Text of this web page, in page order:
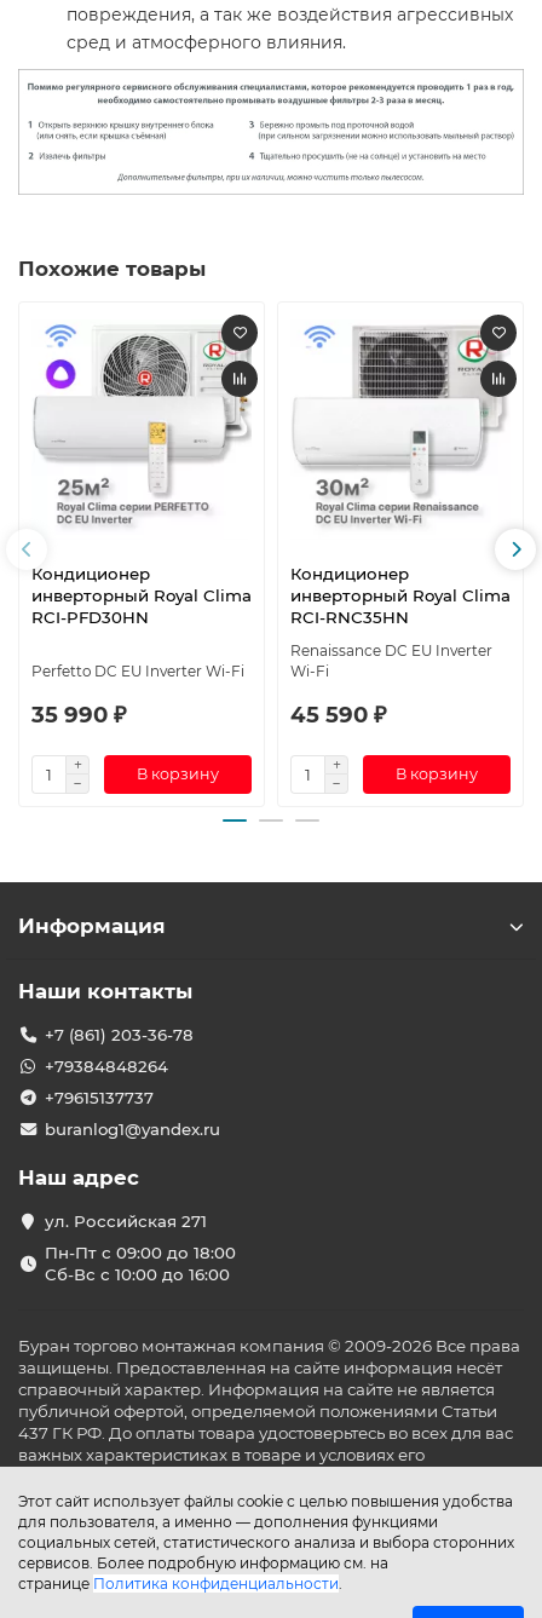
повреждения, а так же воздействия агрессивных
сред и атмосферного влияния.
Похожие товары
Кондиционер
инверторный Royal Clima
RCI-PFD30HN
Perfetto DC EU Inverter Wi-Fi
35 990 ₽
В корзину
Кондиционер
инверторный Royal Clima
RCI-RNС35HN
Renaissance DC EU Inverter
Wi-Fi
45 590 ₽
В корзину
Этот сайт использует файлы cookie с целью повышения удобства
для пользователя, а именно — дополнения функциями
социальных сетей, статистического анализа и выбора сторонних
сервисов. Более подробную информацию см. на
странице Политика конфиденциальности.
Информация
Наши контакты
+7 (861) 203-36-78
+79384848264
+79615137737
buranlog1@yandex.ru
Наш адрес
ул. Российская 271
Пн-Пт с 09:00 до 18:00
Сб-Вс с 10:00 до 16:00
Буран торгово монтажная компания © 2009-2026 Все права
защищены. Предоставленная на сайте информация несёт
справочный характер. Информация на сайте не является
публичной офертой, определяемой положениями Статьи
437 ГК РФ. До оплаты товара удостоверьтесь во всех для вас
важных характеристиках в товаре и условиях его